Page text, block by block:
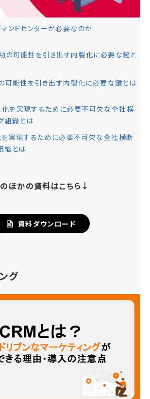
ンドセンターが必要なのか
可能性を引き出す内製化に必要な鍵とは
実現するために必要不可欠な全社横断
織とは
ほかの資料はこちら↓
資料ダウンロード
グ